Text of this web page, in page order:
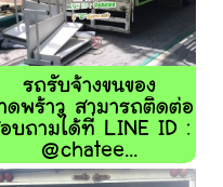
รถรับจ้างขนของ
ดพร้าว สามารถติดต่อ
บถามได้ที่ LINE ID :
@chatee...